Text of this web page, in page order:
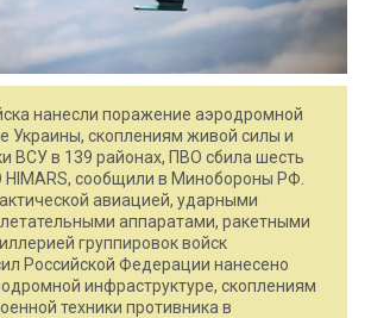
нанесли поражение аэродромной
Украины, скоплениям живой силы и
ВСУ в 139 районах, ПВО сбила шесть
сообщили в Минобороны РФ.
авиацией, ударными
аппаратами, ракетными
группировок войск
Российской Федерации нанесено
инфраструктуре, скоплениям
техники противника в